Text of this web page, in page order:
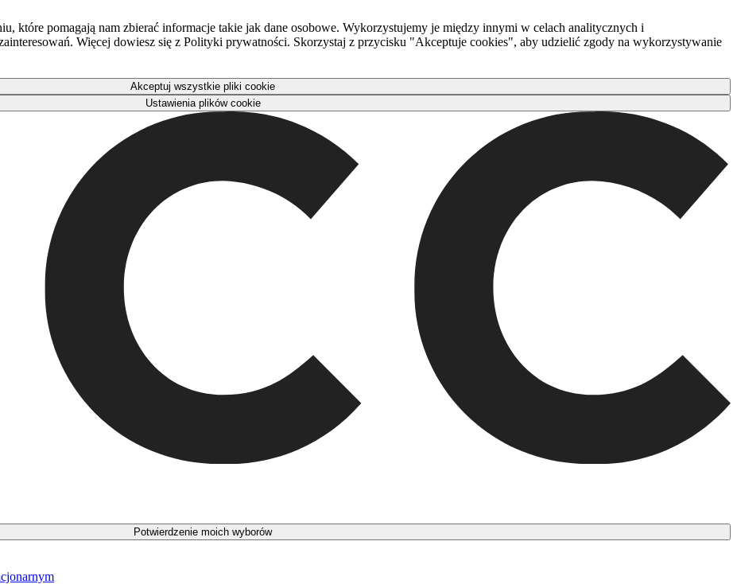
które pomagają nam zbierać informacje takie jak dane osobowe. Wykorzystujemy je między innymi w celach analitycznych i
Więcej dowiesz się z Polityki prywatności. Skorzystaj z przycisku "Akceptuje cookies", aby udzielić zgody na wykorzystywanie
Akceptuj wszystkie pliki cookie
Ustawienia plików cookie
Potwierdzenie moich wyborów